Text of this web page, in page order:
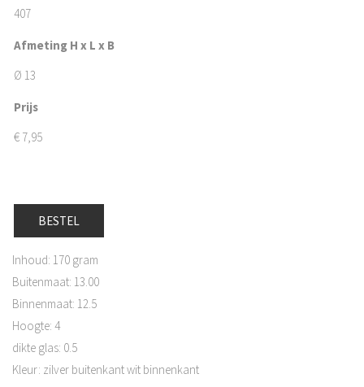
407
Afmeting H x L x B
Ø 13
Prijs
€ 7,95
BESTEL
Inhoud: 170 gram
Buitenmaat: 13.00
Binnenmaat: 12.5
Hoogte: 4
dikte glas: 0.5
Kleur: zilver buitenkant wit binnenkant